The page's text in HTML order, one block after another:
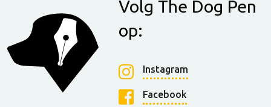
Volg The Dog Pen
op:
Instagram
Facebook